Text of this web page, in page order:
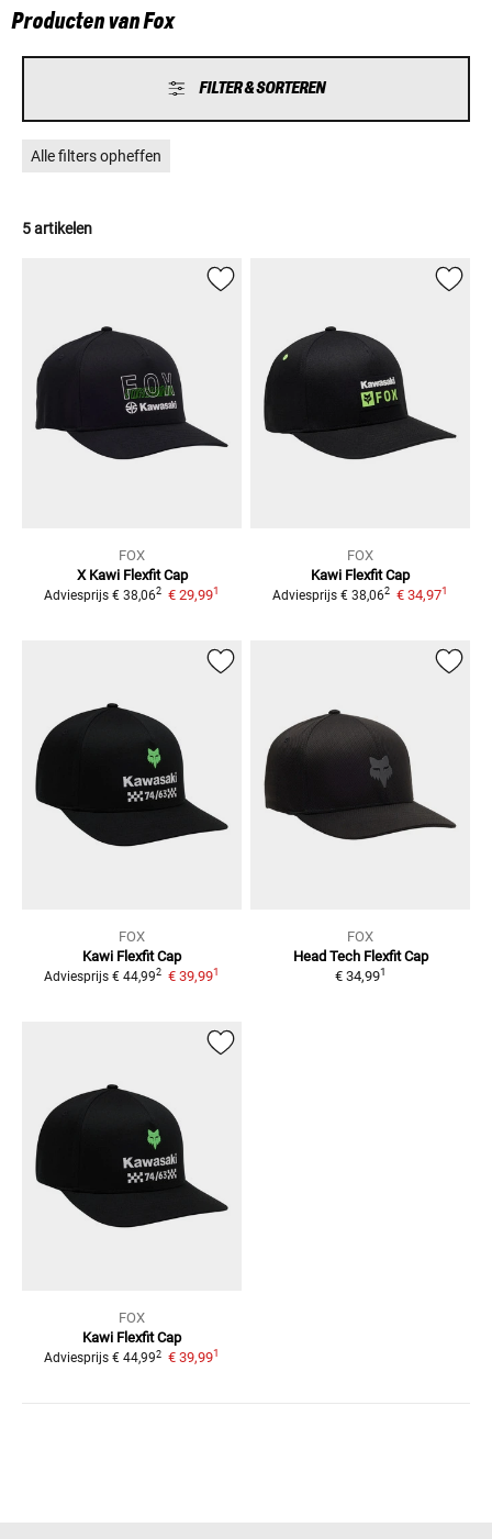
Producten van Fox
FILTER & SORTEREN
Alle filters opheffen
5 artikelen
FOX
X Kawi Flexfit Cap
Adviesprijs € 38,062 € 29,991
FOX
Kawi Flexfit Cap
Adviesprijs € 38,062 € 34,971
FOX
Kawi Flexfit Cap
Adviesprijs € 44,992 € 39,991
FOX
Head Tech Flexfit Cap
€ 34,991
FOX
Kawi Flexfit Cap
Adviesprijs € 44,992 € 39,991